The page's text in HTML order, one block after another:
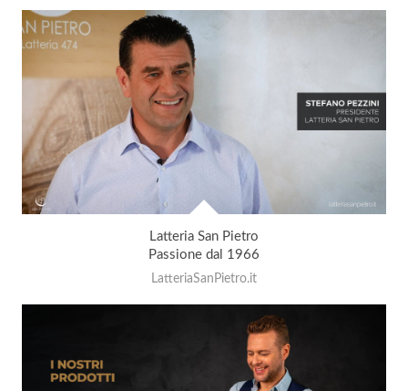
Latteria San Pietro
Passione dal 1966
LatteriaSanPietro.it